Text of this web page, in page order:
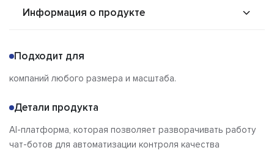
Информация о продукте
Решения
Сравнения
Отзывы
Подходит для
компаний любого размера и масштаба.
Детали продукта
AI-платформа, которая позволяет разворачивать работу
чат-ботов для автоматизации контроля качества